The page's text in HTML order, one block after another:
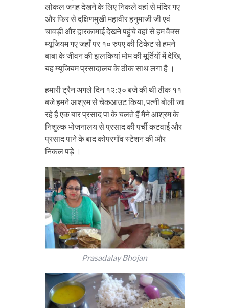
लोकल जगह देखने के लिए निकले वहां से मंदिर गए
और फिर से दक्षिणमुखी महावीर हनुमाजी जी एवं
चावड़ी और द्वारकामाई देखने पहुंचे वहां से हम वैक्स
म्यूजियम गए जहाँ पर १० रुपए की टिकेट से हमने
बाबा के जीवन की झलकियां मोम की मूर्तियों में देखि,
यह म्यूजियम प्रसादालय के ठीक साथ लगा है ।
हमारी ट्रैन अगले दिन १२:३० बजे की थी ठीक ११
बजे हमने आश्रम से चेकआउट किया, पत्नी बोली जा
रहे है एक बार प्रसाद पा के चलते हैं मैंने आश्रम के
निशुल्क भोजनालय से प्रसाद की पर्ची कटवाई और
प्रसाद पाने के बाद कोपरगाँव स्टेशन की और
निकल पड़े ।
Prasadalay Bhojan